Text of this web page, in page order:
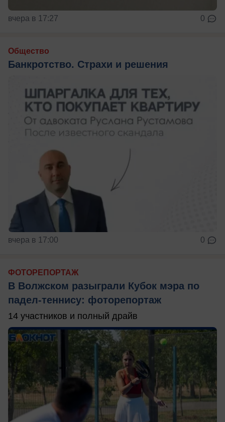
вчера в 17:27 0
Общество
Банкротство. Страхи и решения
вчера в 17:00 0
ФОТОРЕПОРТАЖ
В Волжском разыграли Кубок мэра по
падел-теннису: фоторепортаж
14 участников и полный драйв